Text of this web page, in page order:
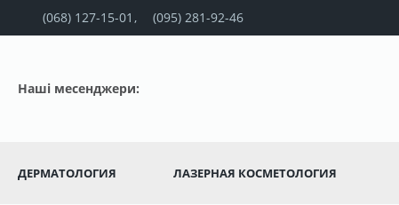
(068) 127-15-01 (095) 281-92-46
Наші месенджери:
ДЕРМАТОЛОГИЯ ЛАЗЕРНАЯ КОСМЕТОЛОГИЯ